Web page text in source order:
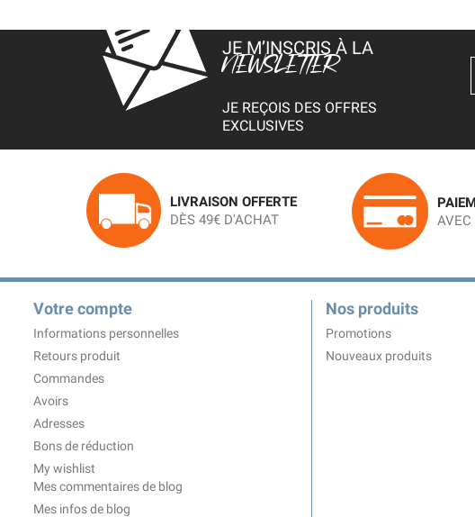
JE M’INSCRIS À LA
NEWSLETTER
JE REÇOIS DES OFFRES
EXCLUSIVES
LIVRAISON OFFERTE
DÈS 49€ D'ACHAT
AVEC
Votre compte
Informations personnelles
Retours produit
Commandes
Avoirs
Adresses
Bons de réduction
My wishlist
Mes commentaires de blog
Mes infos de blog
Nos produits
Promotions
Nouveaux produits